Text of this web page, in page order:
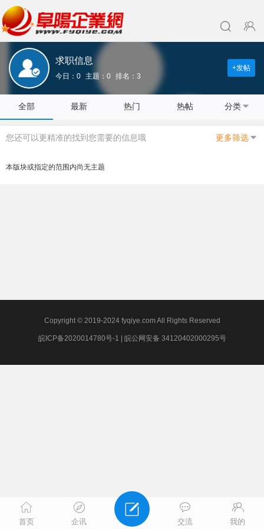
求职信息
今日：0 主题：0 排名：3
+发帖
全部 最新 热门 热帖 分类
您还可以更精准的找到您需要的信息哦 更多筛选
本版块或指定的范围内尚无主题
Copyright © 2019-2024 fyqiye.com All Rights Reserved
皖ICP备2020014780号-1 皖公网安备 34120402000295号
首页 企讯 交流 我的